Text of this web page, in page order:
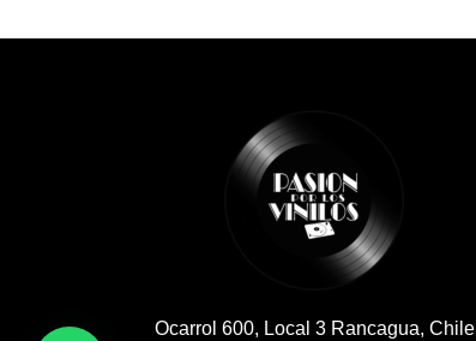
Ocarrol 600, Local 3 Rancagua, Chile